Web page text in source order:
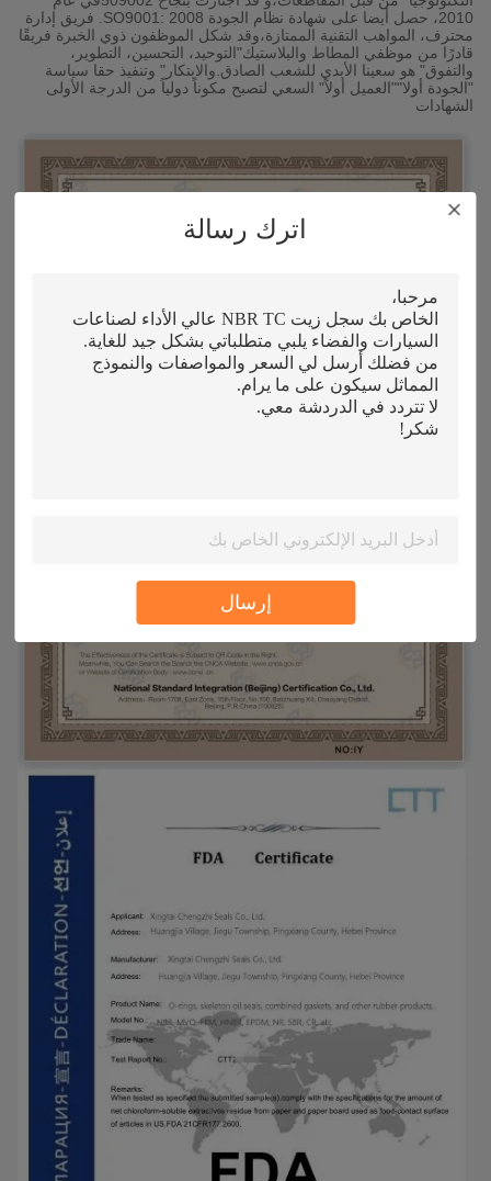
اترك رسالة
إرسال
2010، حصل أيضا على شهادة نظام الجودة SO9001: 2008. فريق إدارة
محترف، المواهب التقنية الممتازة،وقد شكل الموظفون ذوي الخبرة فريقًا
قادرًا من موظفي المطاط والبلاستيك"التوحيد، التحسين، التطوير،
والتفوق" هو سعينا الأبدي للشعب الصادق.والابتكار" وتنفيذ حقا سياسة
"الجودة أولا""العميل أولاً" السعي لتصبح مكوناً دولياً من الدرجة الأولى
الشهادات